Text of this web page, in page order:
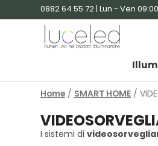
0882 64 55 72 | Lun - Ven
Home / SMART HOME /
I sistemi di